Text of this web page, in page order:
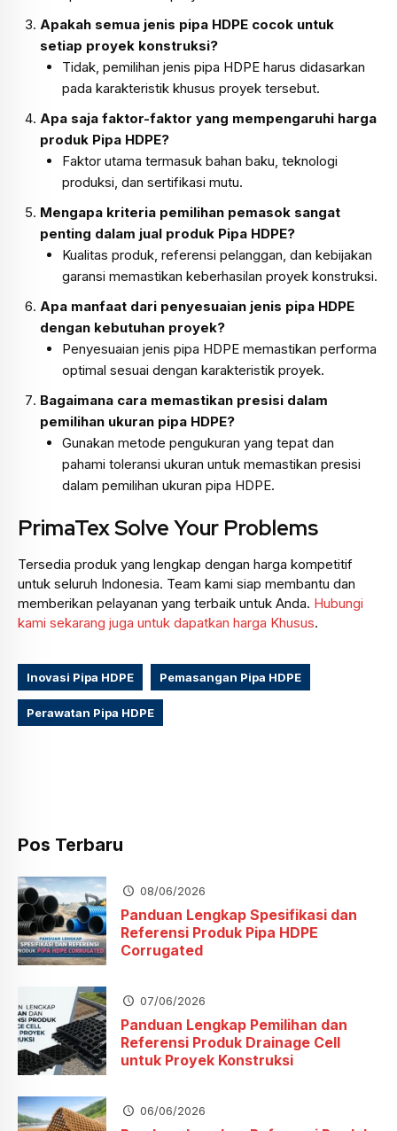
Apakah semua jenis pipa HDPE cocok untuk
setiap proyek konstruksi?
Tidak, pemilihan jenis pipa HDPE harus didasarkan
pada karakteristik khusus proyek tersebut.
Apa saja faktor-faktor yang mempengaruhi harga
produk Pipa HDPE?
Faktor utama termasuk bahan baku, teknologi
produksi, dan sertifikasi mutu.
Mengapa kriteria pemilihan pemasok sangat
penting dalam jual produk Pipa HDPE?
Kualitas produk, referensi pelanggan, dan kebijakan
garansi memastikan keberhasilan proyek konstruksi.
Apa manfaat dari penyesuaian jenis pipa HDPE
dengan kebutuhan proyek?
Penyesuaian jenis pipa HDPE memastikan performa
optimal sesuai dengan karakteristik proyek.
Bagaimana cara memastikan presisi dalam
pemilihan ukuran pipa HDPE?
Gunakan metode pengukuran yang tepat dan
pahami toleransi ukuran untuk memastikan presisi
dalam pemilihan ukuran pipa HDPE.
PrimaTex Solve Your Problems
Tersedia produk yang lengkap dengan harga kompetitif
untuk seluruh Indonesia. Team kami siap membantu dan
memberikan pelayanan yang terbaik untuk Anda. Hubungi
kami sekarang juga untuk dapatkan harga Khusus.
Inovasi Pipa HDPE Pemasangan Pipa HDPE
Perawatan Pipa HDPE
Pos Terbaru
08/06/2026
Panduan Lengkap Spesifikasi dan
Referensi Produk Pipa HDPE
Corrugated
07/06/2026
Panduan Lengkap Pemilihan dan
Referensi Produk Drainage Cell
untuk Proyek Konstruksi
06/06/2026